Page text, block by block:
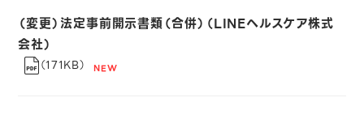
（変更）法定事前開示書類（合併）（LINEヘルスケア株式
会社）
（171KB）